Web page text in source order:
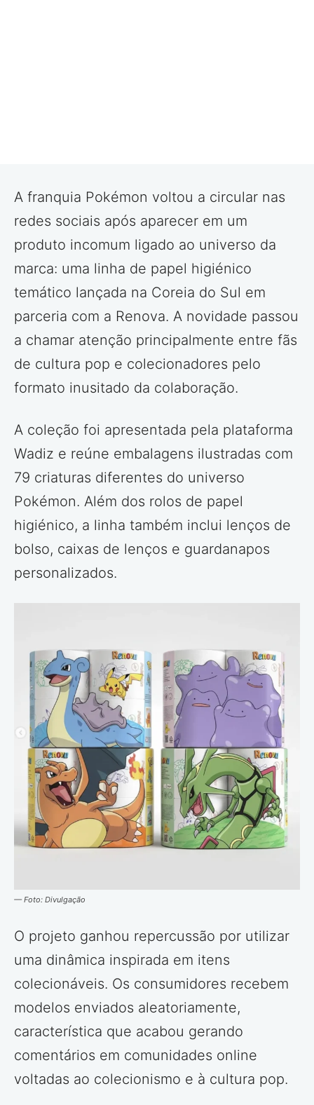
A franquia Pokémon voltou a circular nas
redes sociais após aparecer em um
produto incomum ligado ao universo da
marca: uma linha de papel higiénico
temático lançada na Coreia do Sul em
parceria com a Renova. A novidade passou
a chamar atenção principalmente entre fãs
de cultura pop e colecionadores pelo
formato inusitado da colaboração.
A coleção foi apresentada pela plataforma
Wadiz e reúne embalagens ilustradas com
79 criaturas diferentes do universo
Pokémon. Além dos rolos de papel
higiénico, a linha também inclui lenços de
bolso, caixas de lenços e guardanapos
personalizados.
— Foto: Divulgação
O projeto ganhou repercussão por utilizar
uma dinâmica inspirada em itens
colecionáveis. Os consumidores recebem
modelos enviados aleatoriamente,
característica que acabou gerando
comentários em comunidades online
voltadas ao colecionismo e à cultura pop.